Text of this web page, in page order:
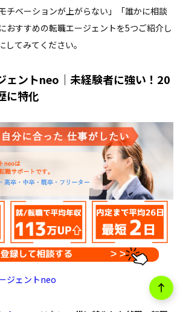
チベーションが上がらない」「誰かに相談
おすすめの転職エージェントを5つご紹介し
してみてください。
ェントneo｜未経験者に強い！20
に特化
ジェントneo